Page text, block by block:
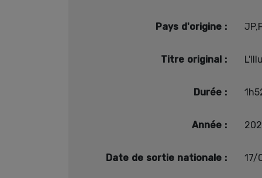
Pays d'origine :
Titre original :
Durée :
Année :
Date de sortie nationale : 17/